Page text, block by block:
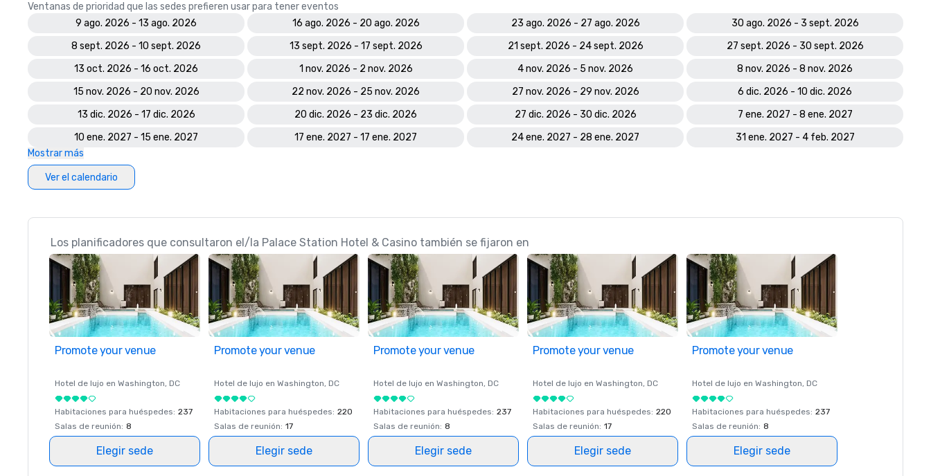
Ventanas de prioridad que las sedes prefieren usar para tener eventos
9 ago. 2026 - 13 ago. 2026
16 ago. 2026 - 20 ago. 2026 23 ago. 2026 - 27 ago. 2026
30 ago. 2026 - 3 sept. 2026
8 sept. 2026 - 10 sept. 2026
13 sept. 2026 - 17 sept. 2026 21 sept. 2026 - 24 sept. 2026
27 sept. 2026 - 30 sept. 2026
13 oct. 2026 - 16 oct. 2026
1 nov. 2026 - 2 nov. 2026 4 nov. 2026 - 5 nov. 2026
8 nov. 2026 - 8 nov. 2026
15 nov. 2026 - 20 nov. 2026
22 nov. 2026 - 25 nov. 2026 27 nov. 2026 - 29 nov. 2026
6 dic. 2026 - 10 dic. 2026
13 dic. 2026 - 17 dic. 2026
20 dic. 2026 - 23 dic. 2026 27 dic. 2026 - 30 dic. 2026
7 ene. 2027 - 8 ene. 2027
10 ene. 2027 - 15 ene. 2027
17 ene. 2027 - 17 ene. 2027 24 ene. 2027 - 28 ene. 2027
31 ene. 2027 - 4 feb. 2027
Mostrar más
Ver el calendario
Los planificadores que consultaron el/la Palace Station Hotel & Casino también se fijaron en
Promote your venue
Hotel de lujo en Washington, DC
Habitaciones para huéspedes: 237
Salas de reunión: 8
Elegir sede
Promote your venue
Hotel de lujo en Washington, DC
Habitaciones para huéspedes: 220
Salas de reunión: 17
Elegir sede
Promote your venue
Hotel de lujo en Washington, DC
Habitaciones para huéspedes: 237
Salas de reunión: 8
Elegir sede
Promote your venue
Hotel de lujo en Washington, DC
Habitaciones para huéspedes: 220
Salas de reunión: 17
Elegir sede
Promote your venue
Hotel de lujo en Washington, DC
Habitaciones para huéspedes: 237
Salas de reunión: 8
Elegir sede